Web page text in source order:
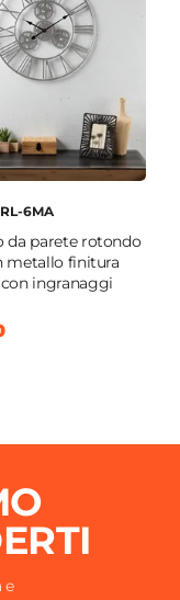
RL-6MA
da parete rotondo
metallo finitura
ingranaggi
e